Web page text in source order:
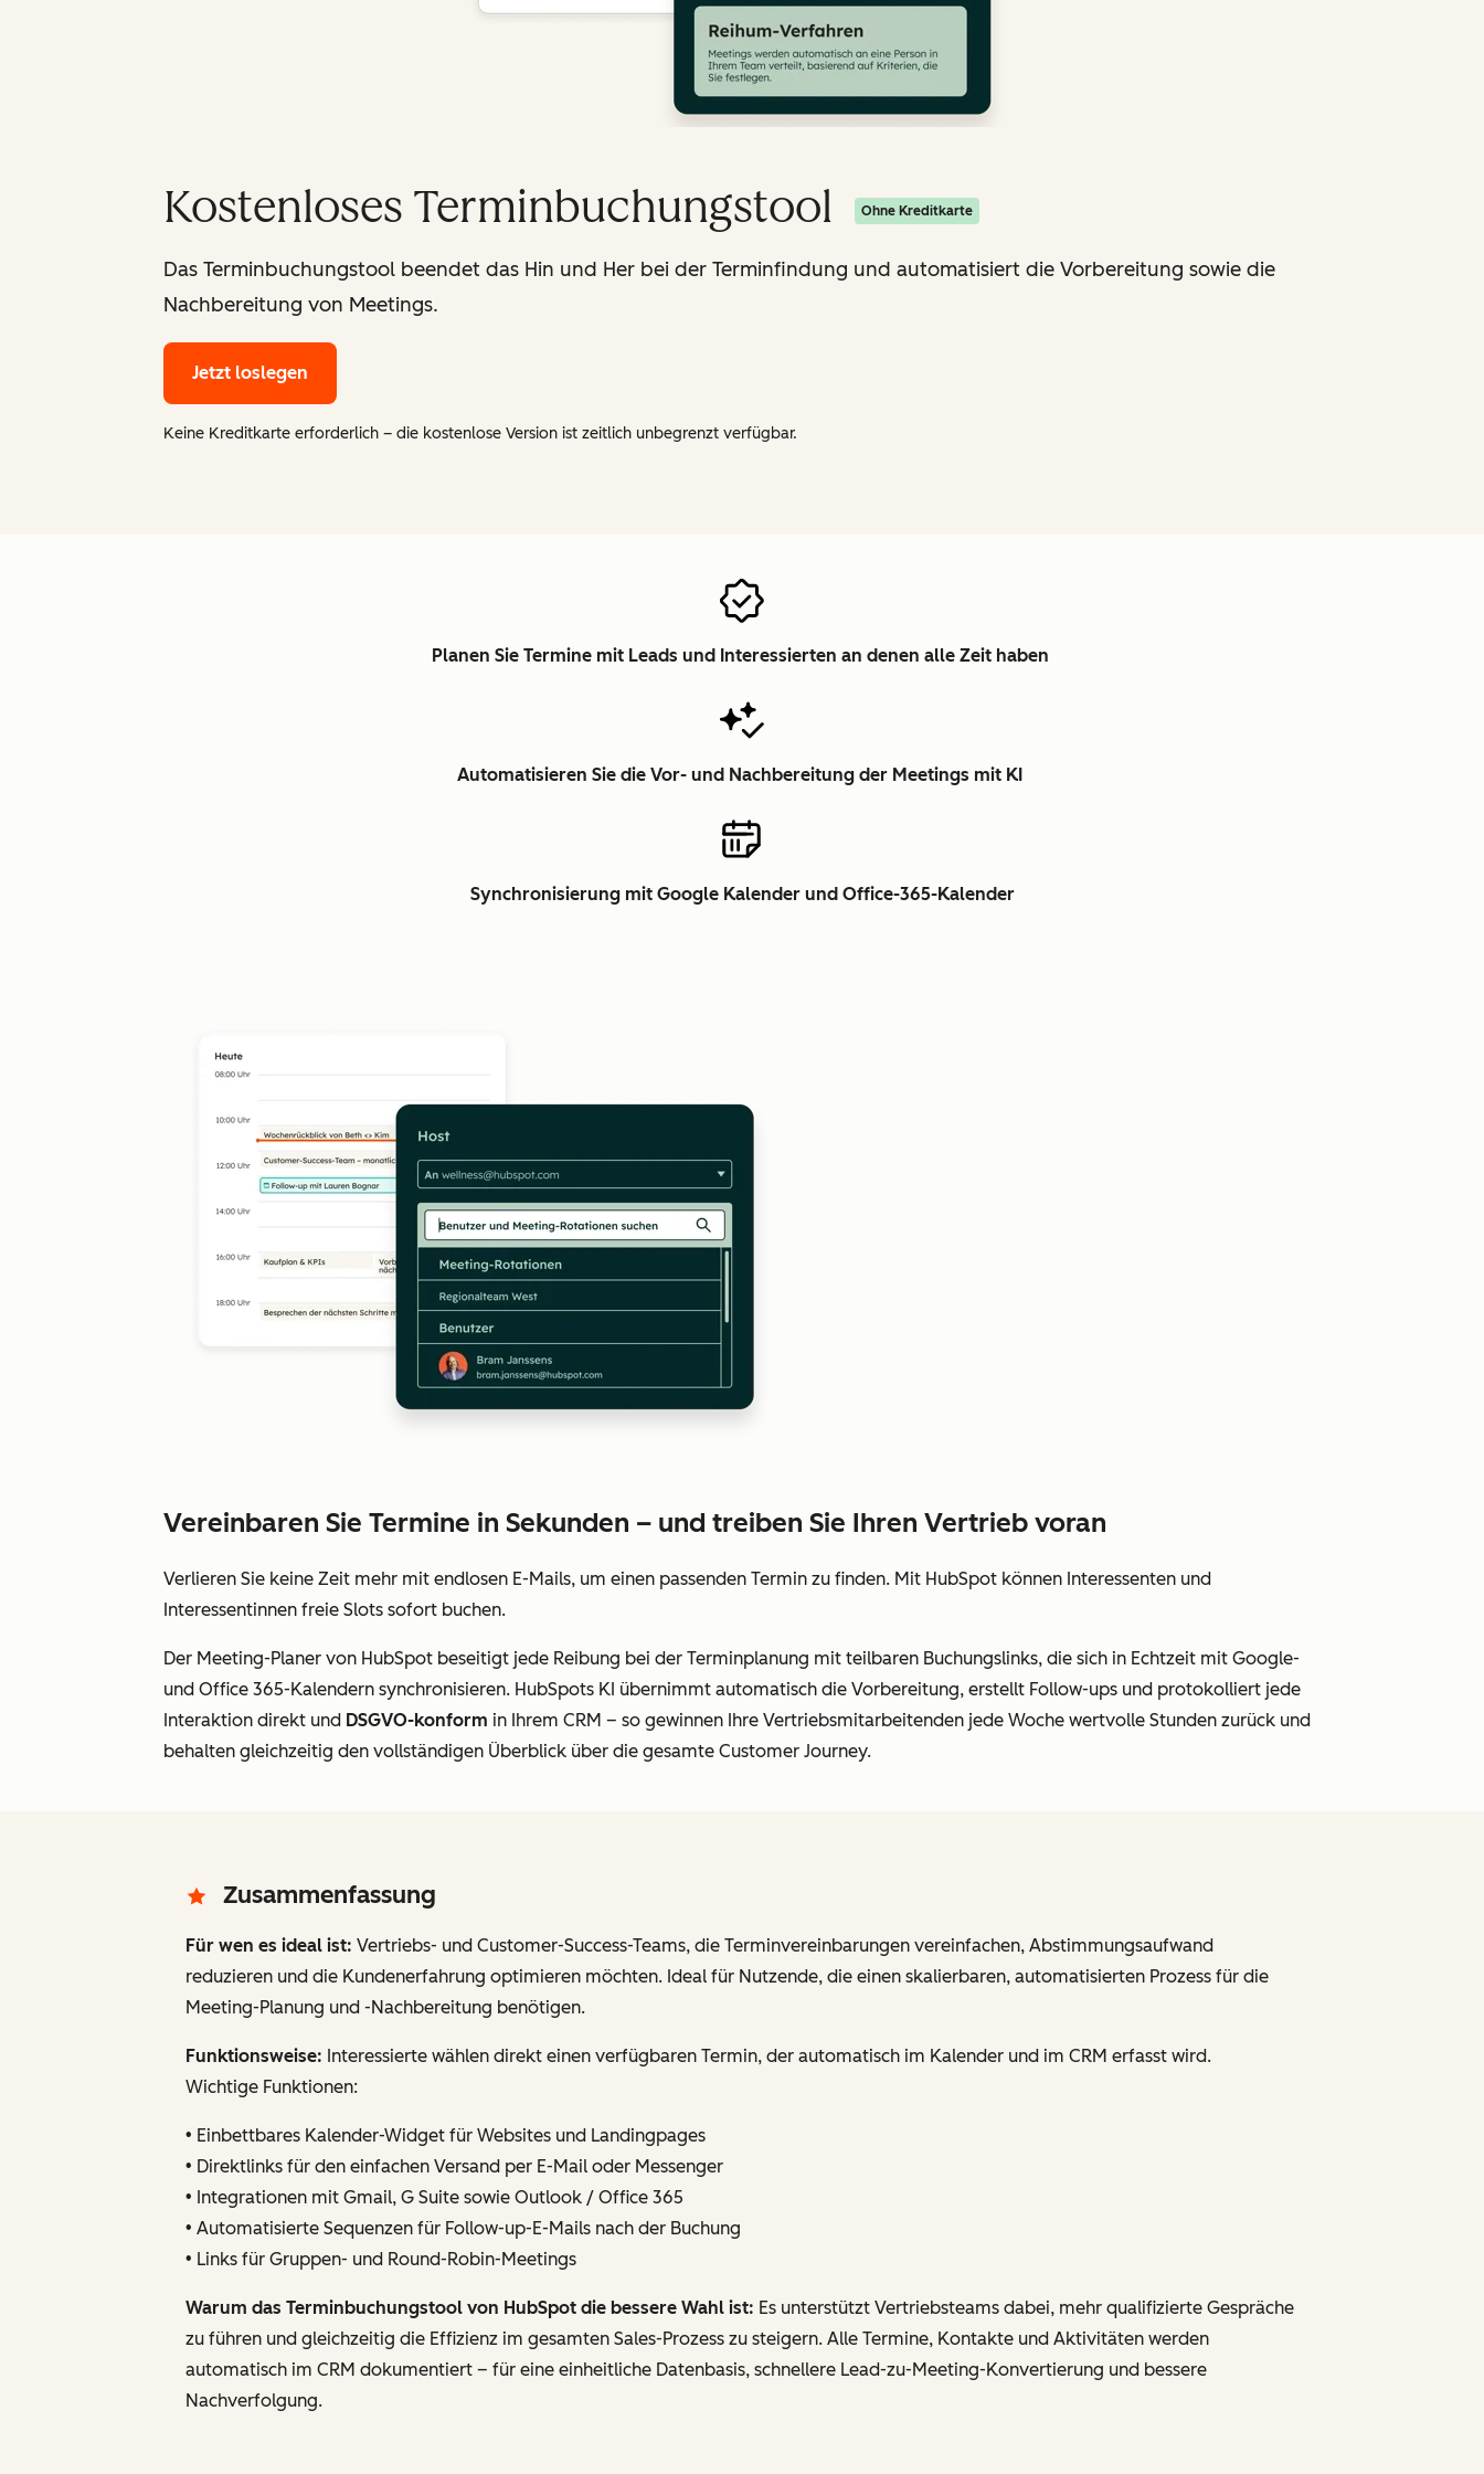
Kostenloses Terminbuchungstool Ohne Kreditkarte
Das Terminbuchungstool beendet das Hin und Her bei der Terminfindung und automatisiert die Vorbereitung sowie die
Nachbereitung von Meetings.
Jetzt loslegen
Keine Kreditkarte erforderlich – die kostenlose Version ist zeitlich unbegrenzt verfügbar.
Planen Sie Termine mit Leads und Interessierten an denen alle Zeit haben
Automatisieren Sie die Vor- und Nachbereitung der Meetings mit KI
Synchronisierung mit Google Kalender und Office-365-Kalender
Vereinbaren Sie Termine in Sekunden – und treiben Sie Ihren Vertrieb voran
Verlieren Sie keine Zeit mehr mit endlosen E-Mails, um einen passenden Termin zu finden. Mit HubSpot können Interessenten und
Interessentinnen freie Slots sofort buchen.
Der Meeting-Planer von HubSpot beseitigt jede Reibung bei der Terminplanung mit teilbaren Buchungslinks, die sich in Echtzeit mit Google-
und Office 365-Kalendern synchronisieren. HubSpots KI übernimmt automatisch die Vorbereitung, erstellt Follow-ups und protokolliert jede
Interaktion direkt und DSGVO-konform in Ihrem CRM – so gewinnen Ihre Vertriebsmitarbeitenden jede Woche wertvolle Stunden zurück und
behalten gleichzeitig den vollständigen Überblick über die gesamte Customer Journey.
Zusammenfassung
Für wen es ideal ist: Vertriebs- und Customer-Success-Teams, die Terminvereinbarungen vereinfachen, Abstimmungsaufwand
reduzieren und die Kundenerfahrung optimieren möchten. Ideal für Nutzende, die einen skalierbaren, automatisierten Prozess für die
Meeting-Planung und -Nachbereitung benötigen.
Funktionsweise: Interessierte wählen direkt einen verfügbaren Termin, der automatisch im Kalender und im CRM erfasst wird.
Wichtige Funktionen:
• Einbettbares Kalender-Widget für Websites und Landingpages
• Direktlinks für den einfachen Versand per E-Mail oder Messenger
• Integrationen mit Gmail, G Suite sowie Outlook / Office 365
• Automatisierte Sequenzen für Follow-up-E-Mails nach der Buchung
• Links für Gruppen- und Round-Robin-Meetings
Warum das Terminbuchungstool von HubSpot die bessere Wahl ist: Es unterstützt Vertriebsteams dabei, mehr qualifizierte Gespräche
zu führen und gleichzeitig die Effizienz im gesamten Sales-Prozess zu steigern. Alle Termine, Kontakte und Aktivitäten werden
automatisch im CRM dokumentiert – für eine einheitliche Datenbasis, schnellere Lead-zu-Meeting-Konvertierung und bessere
Nachverfolgung.